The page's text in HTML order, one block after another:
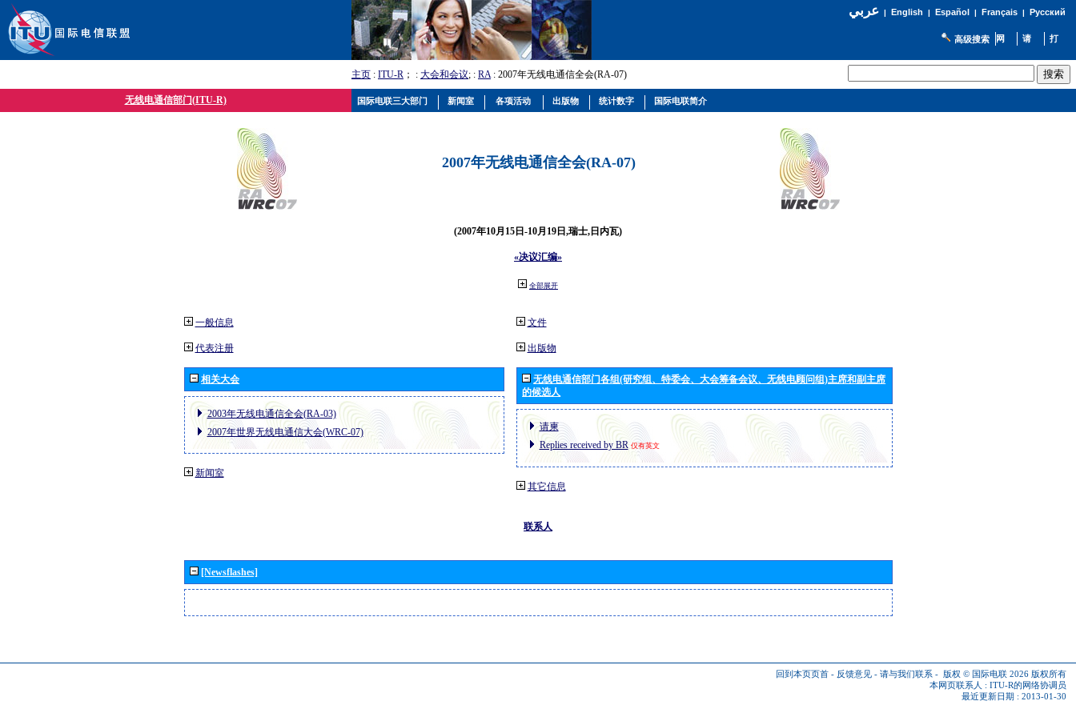
عربي| English | Español | Français| Русский
高级搜索
主页 : ITU-R ； : 大会和会议; : RA: 2007年无线电通信全会(RA-07)
无线电通信部门(ITU-R)
2007年无线电通信全会(RA-07)
(2007年10月15日-10月19日,瑞士,日内瓦)
«决议汇编»
全部展开
一般信息
代表注册
相关大会
2003年无线电通信全会(RA-03)
2007年世界无线电通信大会(WRC-07)
新闻室
文件
出版物
无线电通信部门各组(研究组、特委会、大会筹备会议、无线电顾问组)主席和副主席
的候选人
请柬
Replies received by BR 仅有英文
其它信息
联系人
[Newsflashes]
回到本页页首 - 反馈意见 - 请与我们联系 - 版权 © 国际电联 2026 版权所有
本网页联系人 : ITU-R的网络协调员
最近更新日期 : 2013-01-30
国际电联三大部门 新闻室 各项活动 出版物 统计数字 国际电联简介